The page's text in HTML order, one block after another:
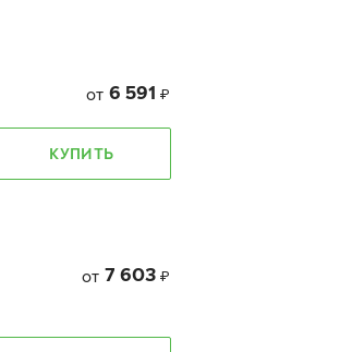
от 6 591 ₽
КУПИТЬ
от 7 603 ₽